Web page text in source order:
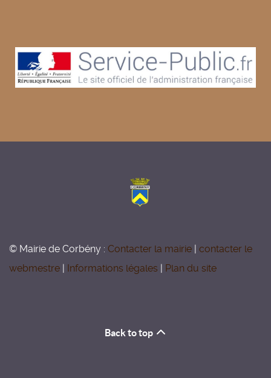
© Mairie de Corbény : Contacter la mairie | contacter le
webmestre | Informations légales | Plan du site
Back to top